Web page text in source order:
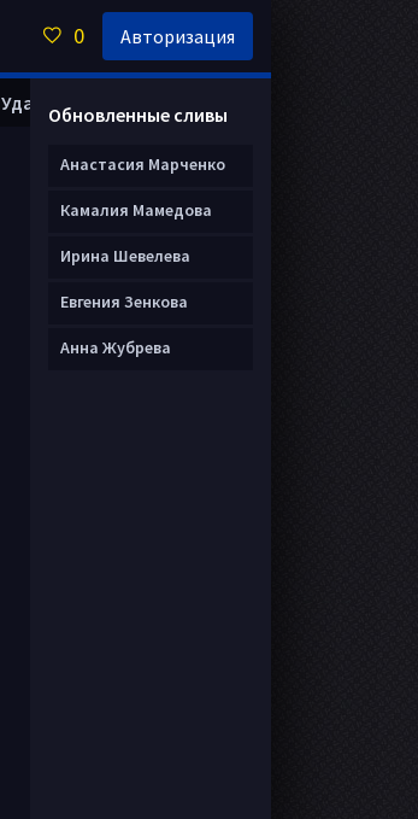
Удалить анкету
Обновленные сливы
Анастасия Марченко
Камалия Мамедова
Ирина Шевелева
Евгения Зенкова
Анна Жубрева
0 Авторизация